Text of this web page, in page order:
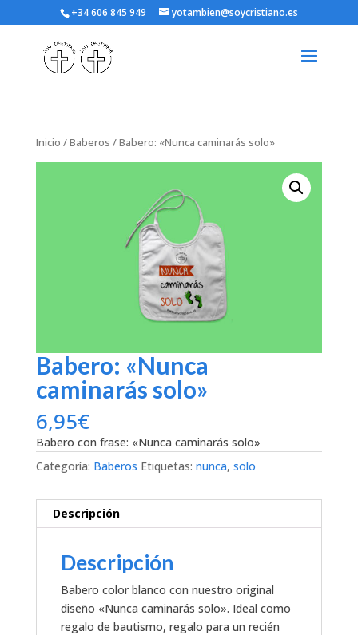
+34 606 845 949 yotambien@soycristiano.es
Inicio /Baberos / Babero: «Nunca caminarás solo»
Babero: «Nunca
caminarás solo»
6,95€
Babero con frase: «Nunca caminarás solo»
Categoría: Baberos Etiquetas: nunca, solo
Descripción
Descripción
Babero color blanco con nuestro original
diseño «Nunca caminarás solo». Ideal como
regalo de bautismo, regalo para un recién